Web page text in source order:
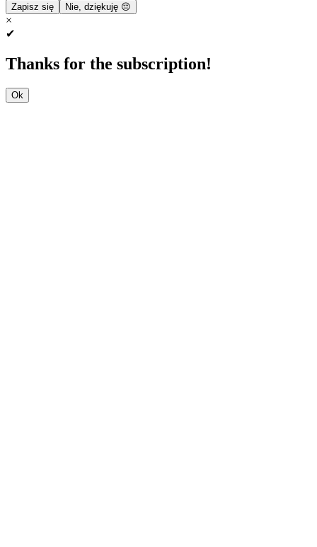
Zapisz się Nie, dziękuję 😔
×
✔
Thanks for the subscription!
Ok